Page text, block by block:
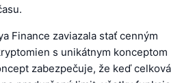
Finance zaviazala stať cenným
s unikátnym konceptom
zabezpečuje, že keď celková